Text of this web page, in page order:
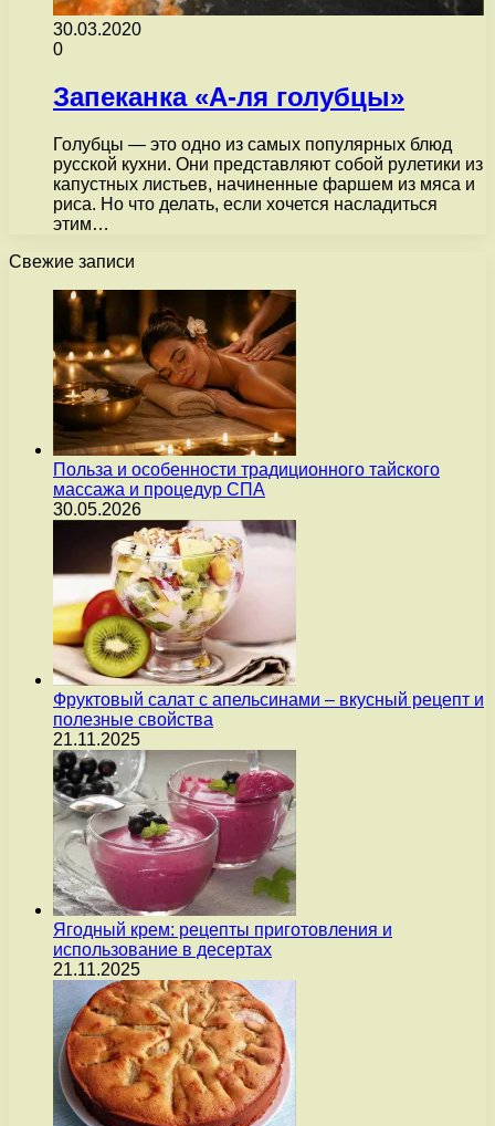
30.03.2020
0
Запеканка «А-ля голубцы»
Голубцы — это одно из самых популярных блюд
русской кухни. Они представляют собой рулетики из
капустных листьев, начиненные фаршем из мяса и
риса. Но что делать, если хочется насладиться
этим…
Свежие записи
Польза и особенности традиционного тайского
массажа и процедур СПА
30.05.2026
Фруктовый салат с апельсинами – вкусный рецепт и
полезные свойства
21.11.2025
Ягодный крем: рецепты приготовления и
использование в десертах
21.11.2025